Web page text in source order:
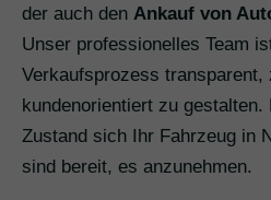
der auch den Ankauf von
Unser professionelles Team
Verkaufsprozess transparent,
kundenorientiert zu gestalten.
Zustand sich Ihr Fahrzeug in
sind bereit, es anzunehmen.